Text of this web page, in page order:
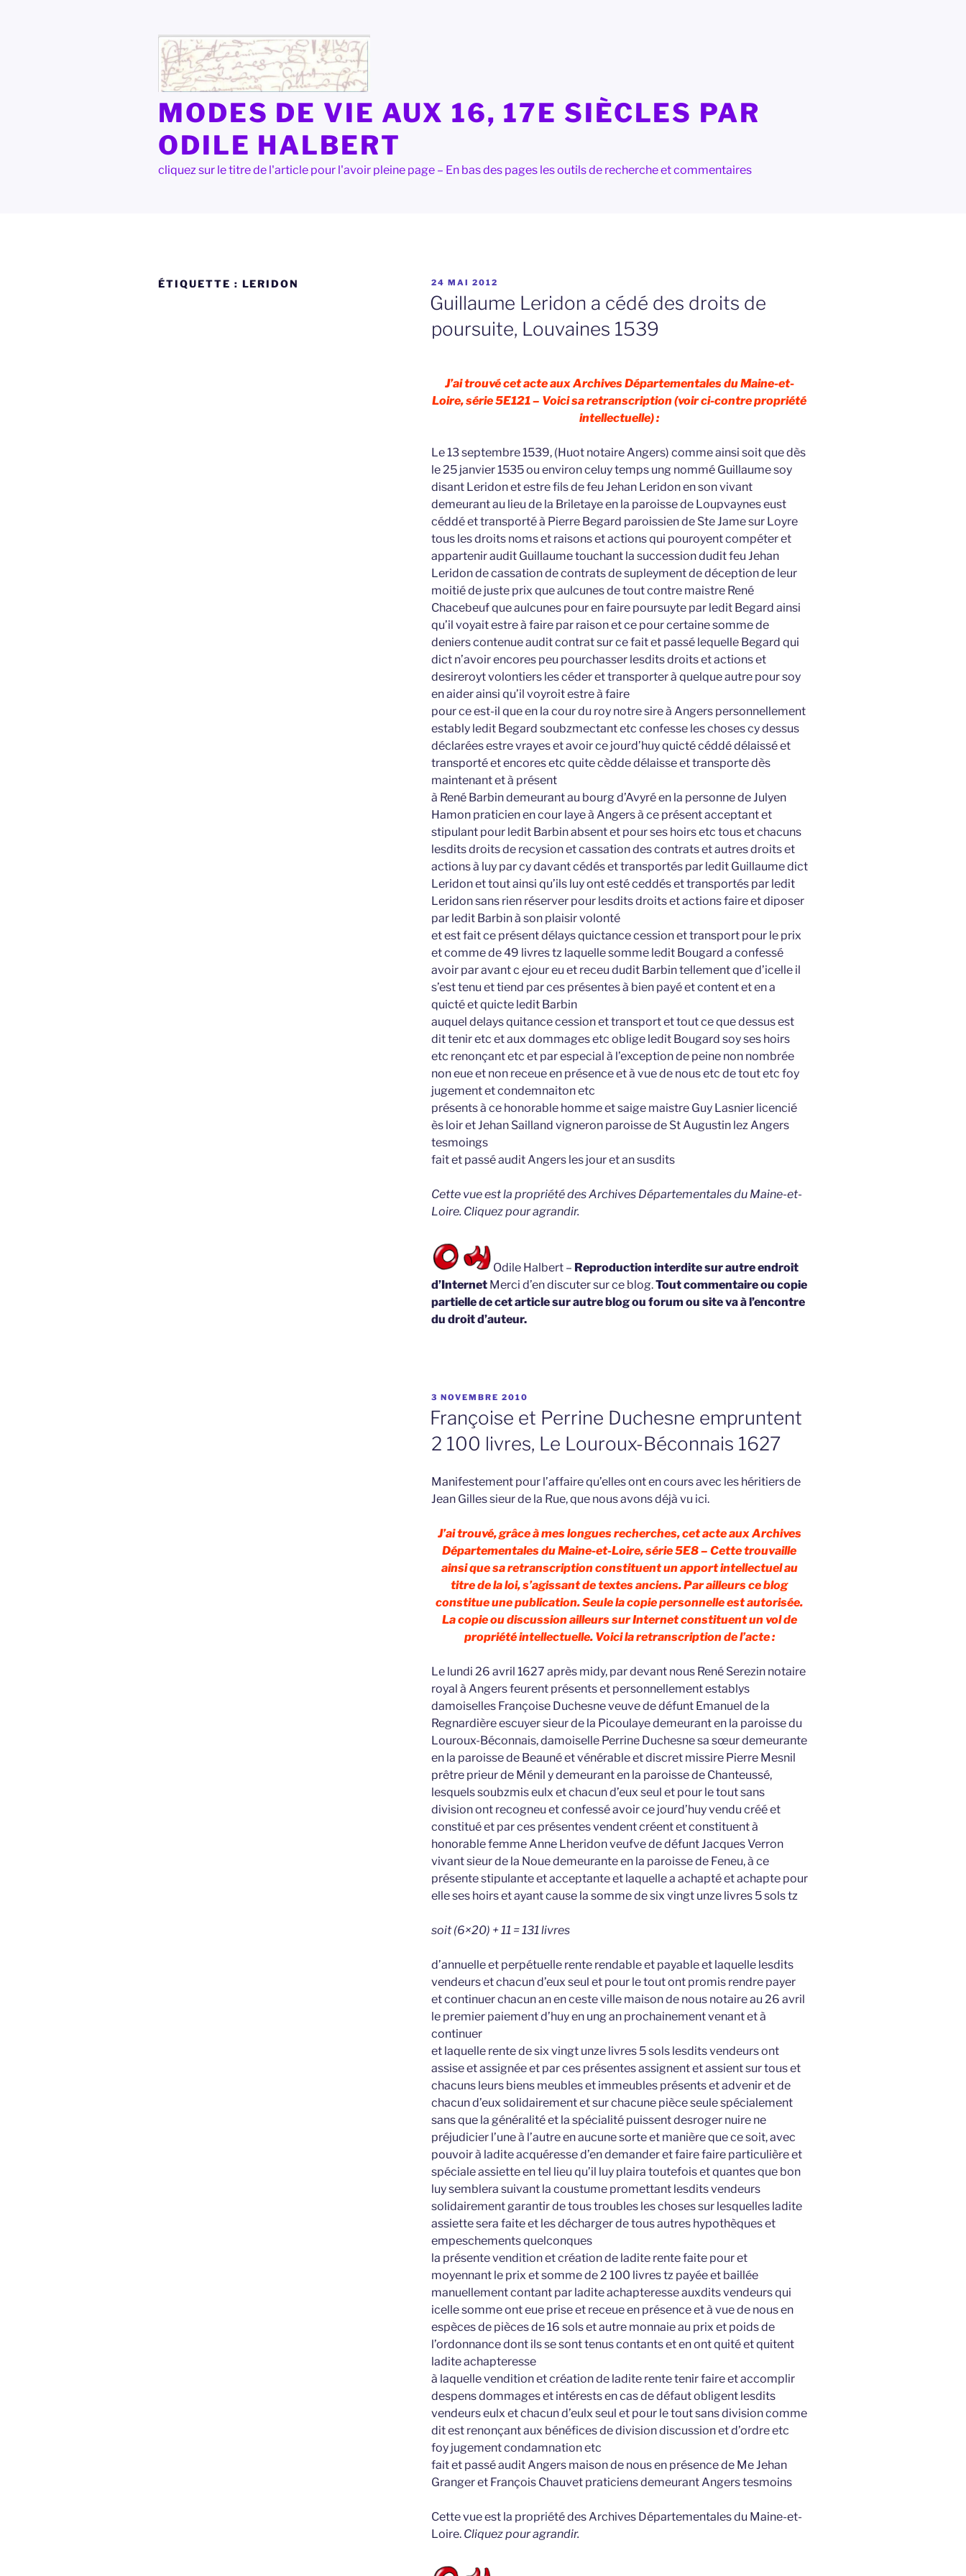
MODES DE VIE AUX 16, 17E SIÈCLES PAR
ODILE HALBERT
cliquez sur le titre de l'article pour l'avoir pleine page – En bas des pages les outils de recherche et commentaires
ÉTIQUETTE : LERIDON
PUBLIÉ
LE
24 MAI 2012
Guillaume Leridon a cédé des droits de
poursuite, Louvaines 1539
J’ai trouvé cet acte aux Archives Départementales du Maine-et-
Loire, série 5E121 – Voici sa retranscription (voir ci-contre propriété
intellectuelle) :
Le 13 septembre 1539, (Huot notaire Angers) comme ainsi soit que dès
le 25 janvier 1535 ou environ celuy temps ung nommé Guillaume soy
disant Leridon et estre fils de feu Jehan Leridon en son vivant
demeurant au lieu de la Briletaye en la paroisse de Loupvaynes eust
céddé et transporté à Pierre Begard paroissien de Ste Jame sur Loyre
tous les droits noms et raisons et actions qui pouroyent compéter et
appartenir audit Guillaume touchant la succession dudit feu Jehan
Leridon de cassation de contrats de supleyment de déception de leur
moitié de juste prix que aulcunes de tout contre maistre René
Chacebeuf que aulcunes pour en faire poursuyte par ledit Begard ainsi
qu’il voyait estre à faire par raison et ce pour certaine somme de
deniers contenue audit contrat sur ce fait et passé lequelle Begard qui
dict n’avoir encores peu pourchasser lesdits droits et actions et
desireroyt volontiers les céder et transporter à quelque autre pour soy
en aider ainsi qu’il voyroit estre à faire
pour ce est-il que en la cour du roy notre sire à Angers personnellement
estably ledit Begard soubzmectant etc confesse les choses cy dessus
déclarées estre vrayes et avoir ce jourd’huy quicté céddé délaissé et
transporté et encores etc quite cèdde délaisse et transporte dès
maintenant et à présent
à René Barbin demeurant au bourg d’Avyré en la personne de Julyen
Hamon praticien en cour laye à Angers à ce présent acceptant et
stipulant pour ledit Barbin absent et pour ses hoirs etc tous et chacuns
lesdits droits de recysion et cassation des contrats et autres droits et
actions à luy par cy davant cédés et transportés par ledit Guillaume dict
Leridon et tout ainsi qu’ils luy ont esté ceddés et transportés par ledit
Leridon sans rien réserver pour lesdits droits et actions faire et diposer
par ledit Barbin à son plaisir volonté
et est fait ce présent délays quictance cession et transport pour le prix
et comme de 49 livres tz laquelle somme ledit Bougard a confessé
avoir par avant c ejour eu et receu dudit Barbin tellement que d’icelle il
s’est tenu et tiend par ces présentes à bien payé et content et en a
quicté et quicte ledit Barbin
auquel delays quitance cession et transport et tout ce que dessus est
dit tenir etc et aux dommages etc oblige ledit Bougard soy ses hoirs
etc renonçant etc et par especial à l’exception de peine non nombrée
non eue et non receue en présence et à vue de nous etc de tout etc foy
jugement et condemnaiton etc
présents à ce honorable homme et saige maistre Guy Lasnier licencié
ès loir et Jehan Sailland vigneron paroisse de St Augustin lez Angers
tesmoings
fait et passé audit Angers les jour et an susdits
Cette vue est la propriété des Archives Départementales du Maine-et-
Loire. Cliquez pour agrandir.
Odile Halbert – Reproduction interdite sur autre endroit
d’Internet Merci d’en discuter sur ce blog.Tout commentaire ou copie
partielle de cet article sur autre blog ou forum ou site va à l’encontre
du droit d’auteur.
PUBLIÉ
LE
3 NOVEMBRE 2010
Françoise et Perrine Duchesne empruntent
2 100 livres, Le Louroux-Béconnais 1627
Manifestement pour l’affaire qu’elles ont en cours avec les héritiers de
Jean Gilles sieur de la Rue, que nous avons déjà vu ici.
J’ai trouvé, grâce à mes longues recherches, cet acte aux Archives
Départementales du Maine-et-Loire, série 5E8 – Cette trouvaille
ainsi que sa retranscription constituent un apport intellectuel au
titre de la loi, s’agissant de textes anciens. Par ailleurs ce blog
constitue une publication. Seule la copie personnelle est autorisée.
La copie ou discussion ailleurs sur Internet constituent un vol de
propriété intellectuelle. Voici la retranscription de l’acte :
Le lundi 26 avril 1627 après midy, par devant nous René Serezin notaire
royal à Angers feurent présents et personnellement establys
damoiselles Françoise Duchesne veuve de défunt Emanuel de la
Regnardière escuyer sieur de la Picoulaye demeurant en la paroisse du
Louroux-Béconnais, damoiselle Perrine Duchesne sa sœur demeurante
en la paroisse de Beauné et vénérable et discret missire Pierre Mesnil
prêtre prieur de Ménil y demeurant en la paroisse de Chanteussé,
lesquels soubzmis eulx et chacun d’eux seul et pour le tout sans
division ont recogneu et confessé avoir ce jourd’huy vendu créé et
constitué et par ces présentes vendent créent et constituent à
honorable femme Anne Lheridon veufve de défunt Jacques Verron
vivant sieur de la Noue demeurante en la paroisse de Feneu, à ce
présente stipulante et acceptante et laquelle a achapté et achapte pour
elle ses hoirs et ayant cause la somme de six vingt unze livres 5 sols tz
soit (6×20) + 11 = 131 livres
d’annuelle et perpétuelle rente rendable et payable et laquelle lesdits
vendeurs et chacun d’eux seul et pour le tout ont promis rendre payer
et continuer chacun an en ceste ville maison de nous notaire au 26 avril
le premier paiement d’huy en ung an prochainement venant et à
continuer
et laquelle rente de six vingt unze livres 5 sols lesdits vendeurs ont
assise et assignée et par ces présentes assignent et assient sur tous et
chacuns leurs biens meubles et immeubles présents et advenir et de
chacun d’eux solidairement et sur chacune pièce seule spécialement
sans que la généralité et la spécialité puissent desroger nuire ne
préjudicier l’une à l’autre en aucune sorte et manière que ce soit, avec
pouvoir à ladite acquéresse d’en demander et faire faire particulière et
spéciale assiette en tel lieu qu’il luy plaira toutefois et quantes que bon
luy semblera suivant la coustume promettant lesdits vendeurs
solidairement garantir de tous troubles les choses sur lesquelles ladite
assiette sera faite et les décharger de tous autres hypothèques et
empeschements quelconques
la présente vendition et création de ladite rente faite pour et
moyennant le prix et somme de 2 100 livres tz payée et baillée
manuellement contant par ladite achapteresse auxdits vendeurs qui
icelle somme ont eue prise et receue en présence et à vue de nous en
espèces de pièces de 16 sols et autre monnaie au prix et poids de
l’ordonnance dont ils se sont tenus contants et en ont quité et quitent
ladite achapteresse
à laquelle vendition et création de ladite rente tenir faire et accomplir
despens dommages et intérests en cas de défaut obligent lesdits
vendeurs eulx et chacun d’eulx seul et pour le tout sans division comme
dit est renonçant aux bénéfices de division discussion et d’ordre etc
foy jugement condamnation etc
fait et passé audit Angers maison de nous en présence de Me Jehan
Granger et François Chauvet praticiens demeurant Angers tesmoins
Cette vue est la propriété des Archives Départementales du Maine-et-
Loire. Cliquez pour agrandir.